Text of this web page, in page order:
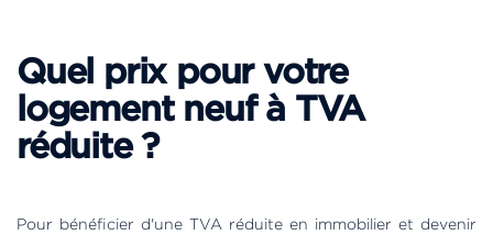
Quel prix pour votre
logement neuf à TVA
réduite ?
Pour bénéficier d'une TVA réduite en immobilier et devenir